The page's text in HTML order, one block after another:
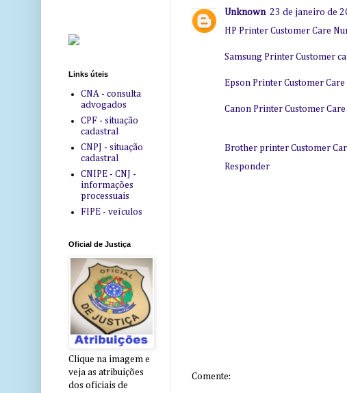
Unknown 23 de janeiro de
HP Printer Customer Care
Samsung Printer Customer
Epson Printer Customer
Canon Printer Customer
Brother printer Customer
Responder
Comente:
Links úteis
CNA - consulta
advogados
CPF - situação
cadastral
CNPJ - situação
cadastral
CNIPE - CNJ -
informações
processuais
FIPE - veículos
Oficial de Justiça
Clique na imagem e
veja as atribuições
dos oficiais de